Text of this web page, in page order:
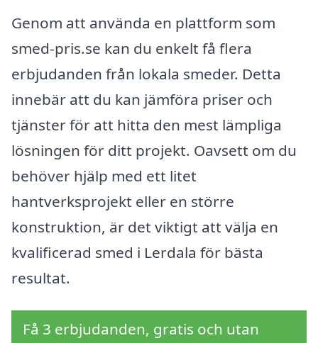
Genom att använda en plattform som
smed-pris.se kan du enkelt få flera
erbjudanden från lokala smeder. Detta
innebär att du kan jämföra priser och
tjänster för att hitta den mest lämpliga
lösningen för ditt projekt. Oavsett om du
behöver hjälp med ett litet
hantverksprojekt eller en större
konstruktion, är det viktigt att välja en
kvalificerad smed i Lerdala för bästa
resultat.
Få 3 erbjudanden, gratis och utan